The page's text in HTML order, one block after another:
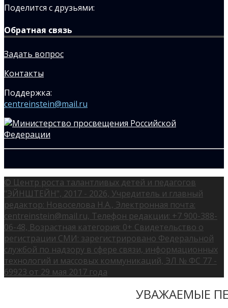
Поделится с друзьями:
Обратная связь
Задать вопрос
Контакты
Поддержка:
centreinstein@mail.ru
© Центр роста талантливых детей и педагогов
"ЭЙНШТЕЙН", 2017 - 2026, Учредитель и главный
редактор: Новоселова Н.А., Электронная почта:
centreinstein@mail.ru, Телефон редакции: +7 900-388-
06-48, Возрастная категория: 0+ Свидетельство о
регистрации СМИ: зарегистрировано Федеральной
службой по надзору в сфере связи, информационных
технологий и массовых коммуникаций, ЭЛ № ФС 77 -
69923 от 29 мая 2017 года
УВАЖАЕМЫЕ